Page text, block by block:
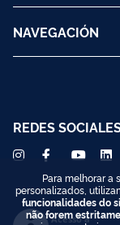
NAVEGACIÓN
REDES
Acesso à
Para melhorar a
personalizados,
funcionalidades do
não forem